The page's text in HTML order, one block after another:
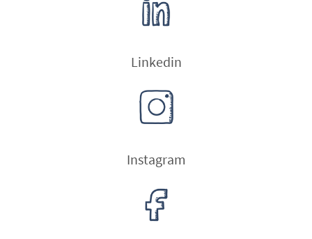
Linkedin
Instagram